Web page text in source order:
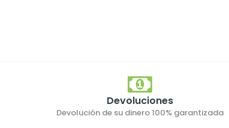
Devoluciones
Devolución de su dinero 100% garantizada